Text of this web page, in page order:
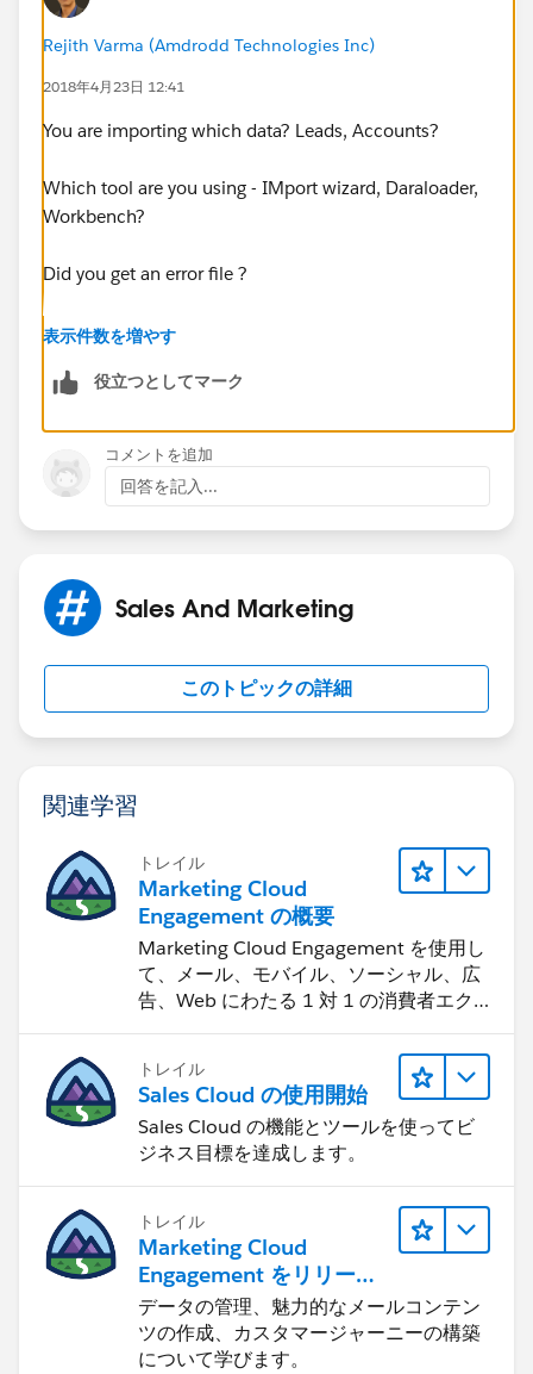
Rejith Varma (Amdrodd Technologies Inc)
2018年4月23日 12:41
You are importing which data? Leads, Accounts?
Which tool are you using - IMport wizard, Daraloader,
Workbench?
Did you get an error file ?
Also, can you share the screenshot ?
表示件数を増やす
役立つとしてマーク
コメントを追加
回答を記入...
Sales And Marketing
このトピックの詳細
関連学習
トレイル
Marketing Cloud
Engagement の概要
Marketing Cloud Engagement を使用し
て、メール、モバイル、ソーシャル、広
告、Web にわたる 1 対 1 の消費者エク
トレイル
Sales Cloud の使用開始
Sales Cloud の機能とツールを使ってビ
ジネス目標を達成します。
トレイル
Marketing Cloud
Engagement をリリース
する
データの管理、魅力的なメールコンテン
ツの作成、カスタマージャーニーの構築
について学びます。